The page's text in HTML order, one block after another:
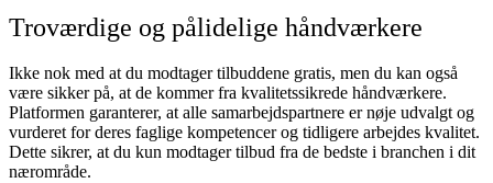
Troværdige og pålidelige håndværkere
Ikke nok med at du modtager tilbuddene gratis, men du kan også
være sikker på, at de kommer fra kvalitetssikrede håndværkere.
Platformen garanterer, at alle samarbejdspartnere er nøje udvalgt og
vurderet for deres faglige kompetencer og tidligere arbejdes kvalitet.
Dette sikrer, at du kun modtager tilbud fra de bedste i branchen i dit
nærområde.